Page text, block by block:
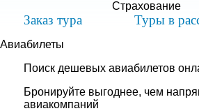
Страхование
Заказ тура Туры в
Авиабилеты
Поиск дешевых авиабилетов
Бронируйте выгоднее, чем
авиакомпаний